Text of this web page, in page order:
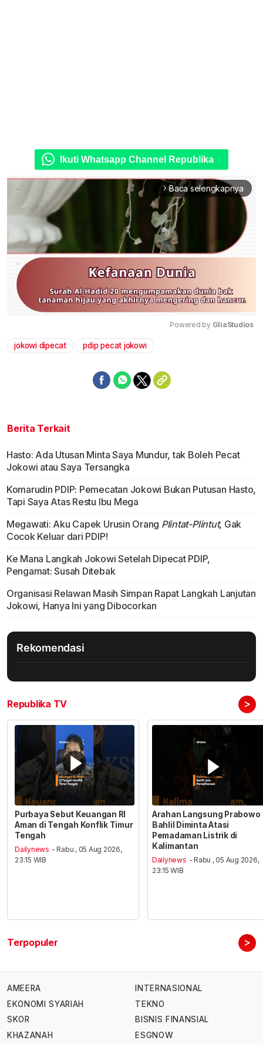
Ikuti Whatsapp Channel Republika
arrow_forward_ios Baca selengkapnya
Powered by GliaStudios
jokowi dipecat pdip pecat jokowi
Berita Terkait
Hasto: Ada Utusan Minta Saya Mundur, tak Boleh Pecat
Jokowi atau Saya Tersangka
Komarudin PDIP: Pemecatan Jokowi Bukan Putusan Hasto,
Tapi Saya Atas Restu Ibu Mega
Megawati: Aku Capek Urusin Orang Plintat-Plintut, Gak
Cocok Keluar dari PDIP!
Ke Mana Langkah Jokowi Setelah Dipecat PDIP,
Pengamat: Susah Ditebak
Organisasi Relawan Masih Simpan Rapat Langkah Lanjutan
Jokowi, Hanya Ini yang Dibocorkan
Rekomendasi
Republika TV >
Purbaya Sebut Keuangan RI
Aman di Tengah Konflik Timur
Tengah
Dailynews - Rabu , 05 Aug 2026,
23:15 WIB
Arahan Langsung Prabowo
Bahlil Diminta Atasi
Pemadaman Listrik di
Kalimantan
Dailynews - Rabu , 05 Aug 2026,
23:15 WIB
Terpopuler >
AMEERA
EKONOMI SYARIAH
SKOR
KHAZANAH
INTERNASIONAL
TEKNO
BISNIS FINANSIAL
ESGNOW